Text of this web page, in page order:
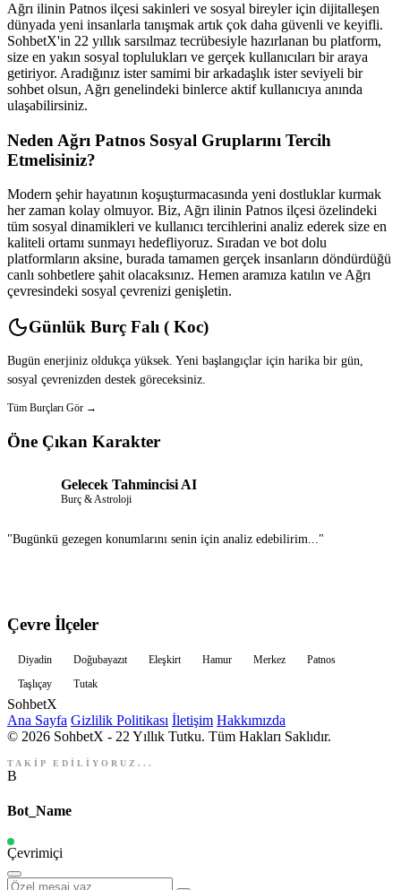
Ağrı ilinin Patnos ilçesi sakinleri ve sosyal bireyler için dijitalleşen
dünyada yeni insanlarla tanışmak artık çok daha güvenli ve keyifli.
SohbetX'in 22 yıllık sarsılmaz tecrübesiyle hazırlanan bu platform,
size en yakın sosyal toplulukları ve gerçek kullanıcıları bir araya
getiriyor. Aradığınız ister samimi bir arkadaşlık ister seviyeli bir
sohbet olsun, Ağrı genelindeki binlerce aktif kullanıcıya anında
ulaşabilirsiniz.
Neden Ağrı Patnos Sosyal Gruplarını Tercih
Etmelisiniz?
Modern şehir hayatının koşuşturmacasında yeni dostluklar kurmak
her zaman kolay olmuyor. Biz, Ağrı ilinin Patnos ilçesi özelindeki
tüm sosyal dinamikleri ve kullanıcı tercihlerini analiz ederek size en
kaliteli ortamı sunmayı hedefliyoruz. Sıradan ve bot dolu
platformların aksine, burada tamamen gerçek insanların döndürdüğü
canlı sohbetlere şahit olacaksınız. Hemen aramıza katılın ve Ağrı
çevresindeki sosyal çevrenizi genişletin.
Günlük Burç Falı ( Koc)
Bugün enerjiniz oldukça yüksek. Yeni başlangıçlar için harika bir gün,
sosyal çevrenizden destek göreceksiniz.
Tüm Burçları Gör →
Öne Çıkan Karakter
Gelecek Tahmincisi AI
Burç & Astroloji
"Bugünkü gezegen konumlarını senin için analiz edebilirim..."
Çevre İlçeler
Diyadin Doğubayazıt Eleşkirt Hamur Merkez
Patnos
Taşlıçay
Tutak
SohbetX
Ana Sayfa Gizlilik Politikası İletişim Hakkımızda
© 2026 SohbetX - 22 Yıllık Tutku. Tüm Hakları Saklıdır.
TAKİP EDİLİYORUZ...
B
Bot_Name
Çevrimiçi